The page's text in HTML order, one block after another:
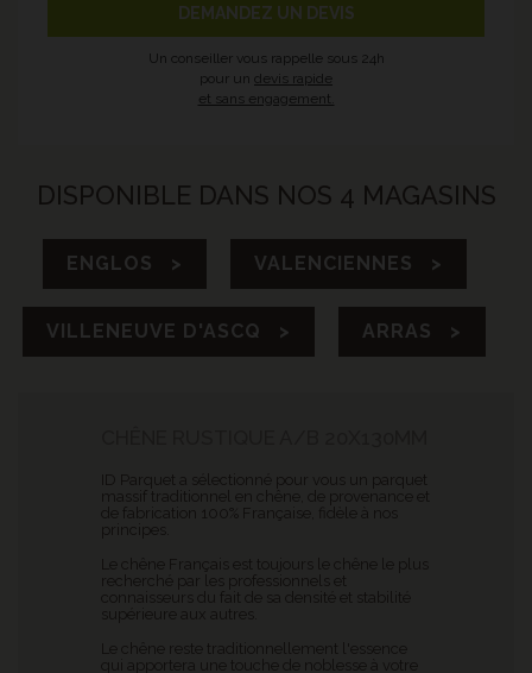
DEMANDEZ UN DEVIS
Un conseiller vous rappelle sous 24h
pour un devis rapide
et sans engagement.
DISPONIBLE DANS NOS 4 MAGASINS
ENGLOS > VALENCIENNES >
VILLENEUVE D'ASCQ > ARRAS >
ID Parquet a sélectionné pour vous un parquet
massif traditionnel en chêne, de provenance et
de fabrication 100% Française, fidèle à nos
Le chêne Français est toujours le chêne le plus
recherché par les professionnels et
connaisseurs du fait de sa densité et stabilité
supérieure aux autres.
Le chêne reste traditionnellement l'essence
qui apportera une touche de noblesse à votre